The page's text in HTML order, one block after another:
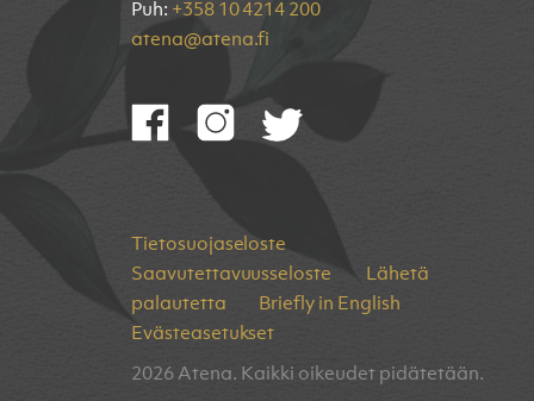
Puh: +358 10 4214 200
atena@atena.fi
Tietosuojaseloste
Saavutettavuusseloste
Lähetä
palautetta
Briefly in English
Evästeasetukset
2026 Atena. Kaikki oikeudet pidätetään.